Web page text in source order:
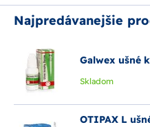
Najpredávanejšie
Galwex ušné
Skladom
OTIPAX L